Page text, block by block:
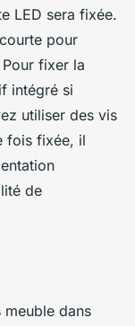
LED sera fixée.
pour
fixer la
intégré si
utiliser des vis
fois fixée, il
de
meuble dans